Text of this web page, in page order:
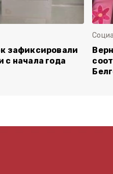
зафиксировали
с начала года